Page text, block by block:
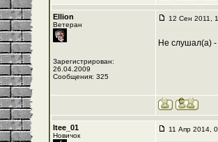
Ellion
Ветеран
Зарегистрирован:
26.04.2009
Сообщения: 325
12 Сен 2011,
Не слушал(а) -
Itee_01
Новичок
11 Апр 2014,